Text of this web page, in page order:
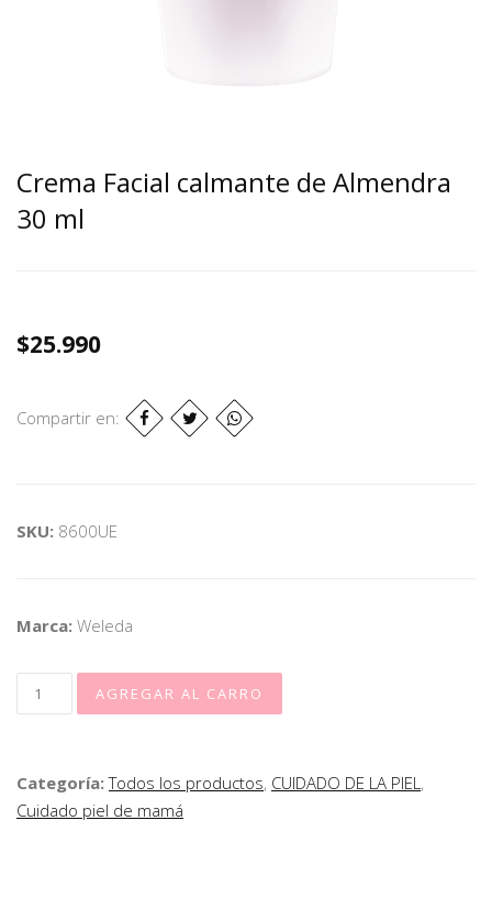
Crema Facial calmante de Almendra
30 ml
$25.990
Compartir en:
SKU: 8600UE
Marca: Weleda
Categoría:Todos los productos, CUIDADO DE LA PIEL ,
Cuidado piel de mamá